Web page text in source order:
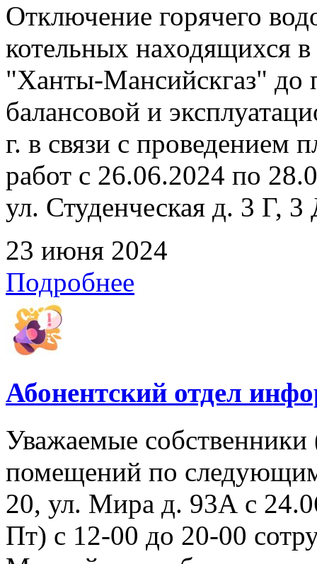
Отключение горячего
котельных находящихся
"Ханты-Мансийскгаз" до
балансовой и
г. в связи с проведением
работ с 26.06.2024 по
ул. Студенческая д. 3 Г, 3
23 июня 2024
Подробнее
Абонентский отдел
Уважаемые
помещений по
20, ул. Мира д. 93А с
Пт) с 12-00 до 20-00